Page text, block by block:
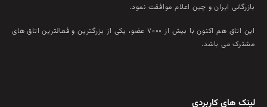
بازرگانی ايران و چين اعلام موافقت نمود.
این اتاق هم‌ اکنون با بيش از ۷۰۰۰ عضو، يکی از بزرگترين و فعالترين اتاق‌ های
مشترک می باشد.
لینک های کاربردی